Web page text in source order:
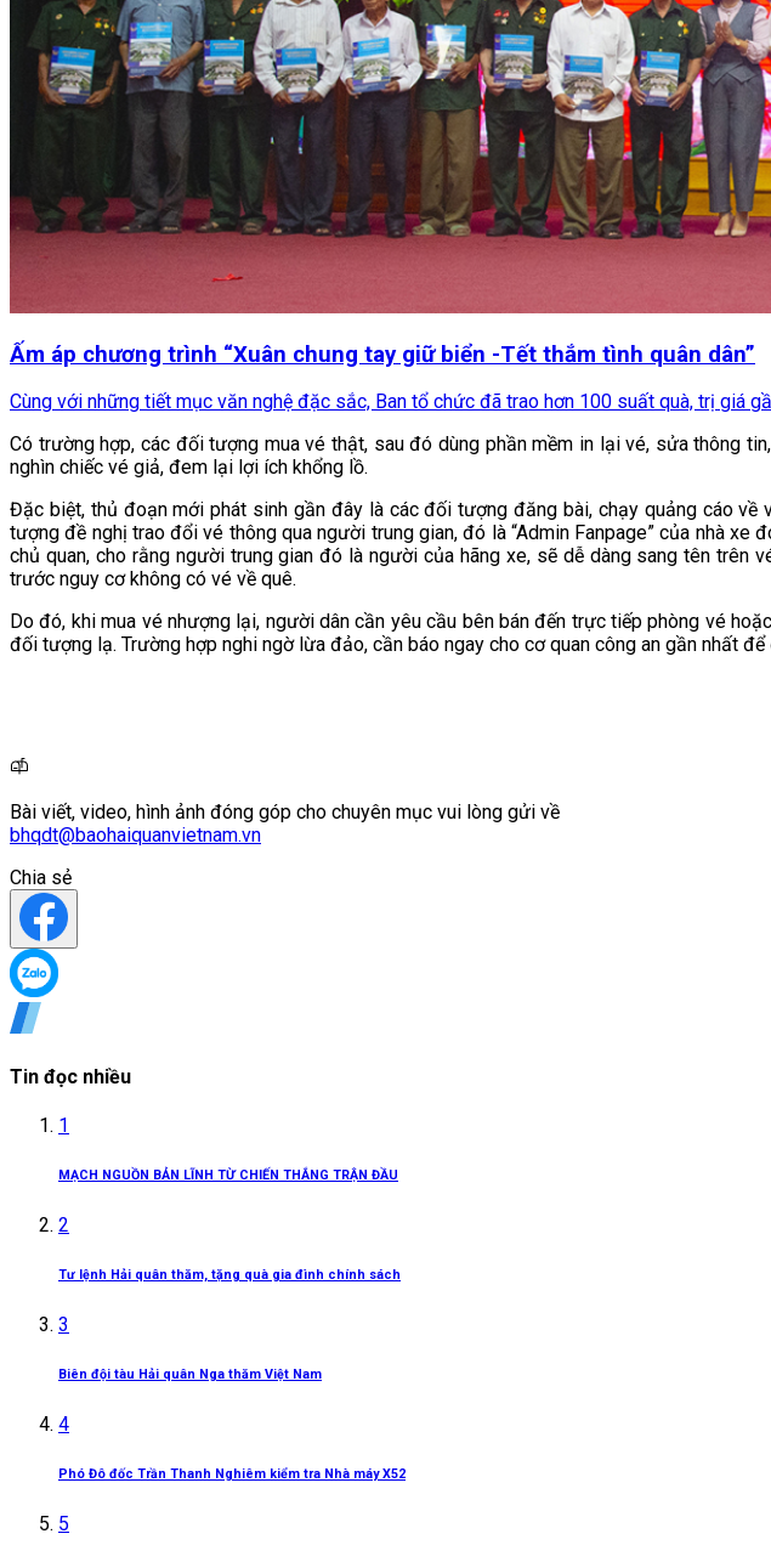
Ấm áp chương trình “Xuân chung tay giữ biển -Tết thắm tình quân dân”
Cùng với những tiết mục văn nghệ đặc sắc, Ban tổ chức đã trao hơn 100 suất quà, trị giá
Có trường hợp, các đối tượng mua vé thật, sau đó dùng phần mềm in lại vé, sửa thông
nghìn chiếc vé giả, đem lại lợi ích khổng lồ.
Đặc biệt, thủ đoạn mới phát sinh gần đây là các đối tượng đăng bài, chạy quảng cáo
tượng đề nghị trao đổi vé thông qua người trung gian, đó là “Admin Fanpage” của nhà xe
chủ quan, cho rằng người trung gian đó là người của hãng xe, sẽ dễ dàng sang tên
trước nguy cơ không có vé về quê.
Do đó, khi mua vé nhượng lại, người dân cần yêu cầu bên bán đến trực tiếp phòng vé
đối tượng lạ. Trường hợp nghi ngờ lừa đảo, cần báo ngay cho cơ quan công an gần nhất
Bài viết, video, hình ảnh đóng góp cho chuyên mục vui lòng gửi về
bhqdt@baohaiquanvietnam.vn
Chia sẻ
Tin đọc nhiều
1
MẠCH NGUỒN BẢN LĨNH TỪ CHIẾN THẮNG TRẬN ĐẦU
2
Tư lệnh Hải quân thăm, tặng quà gia đình chính sách
3
Biên đội tàu Hải quân Nga thăm Việt Nam
4
Phó Đô đốc Trần Thanh Nghiêm kiểm tra Nhà máy X52
5